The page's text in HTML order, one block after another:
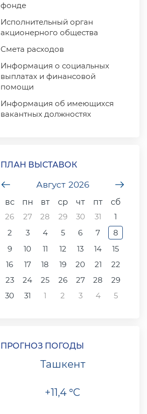
фонде
Исполнительный орган
акционерного общества
Смета расходов
Информация о социальных
выплатах и ​​финансовой
помощи
Информация об имеющихся
вакантных должностях
ПЛАН ВЫСТАВОК
Август 2026
undefined
вс
пн вт ср чт пт
сб
26
27 28 29 30 31
1
2
3 4 5 6 7
8
9
10 11 12 13 14
15
16
17 18 19 20 21
22
23
24 25 26 27 28
29
30
31 1 2 3 4 5
ПРОГНОЗ ПОГОДЫ
Ташкент
+11,4 °C